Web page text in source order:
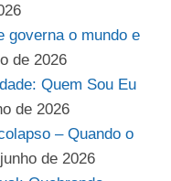
governa o mundo e
de 2026
Quem Sou Eu
de 2026
– Quando o
de 2026